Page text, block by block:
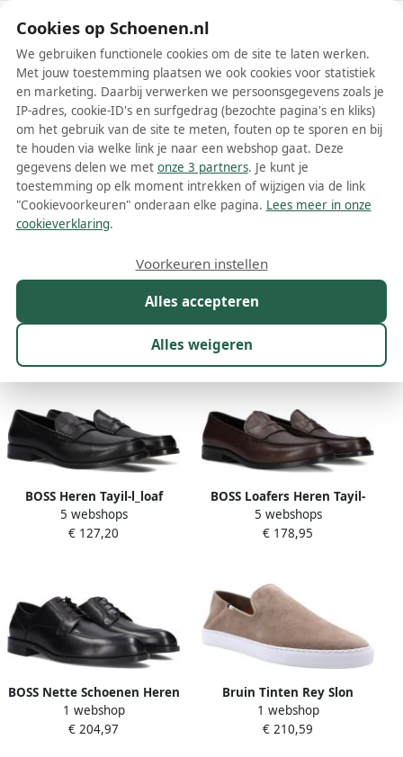
Schoenen.nl
Wis filters Alle filters
Hugo Boss schoenen
Meer lezen
Kleur Prijs
62 resultaten:
BOSS Heren Tayil-l_loaf
Maat: 43 Materiaal: Leer
Kleur: Zwart
5 webshops
€ 127,20
BOSS Loafers Heren Tayil-
l_loaf Maat: 44 Materiaal:
Leer Kleur: Bruin
5 webshops
€ 178,95
BOSS Nette Schoenen Heren
Tayil_derb Maat: 39
Materiaal: Leer Kleur: Zwart
1 webshop
€ 204,97
Bruin Tinten Rey Slon
Loafers Instappers Heren
Bruin
1 webshop
€ 210,59
Cookies op Schoenen.nl
We gebruiken functionele cookies om de site te laten werken.
Met jouw toestemming plaatsen we ook cookies voor statistiek
en marketing. Daarbij verwerken we persoonsgegevens zoals je
IP-adres, cookie-ID's en surfgedrag (bezochte pagina's en kliks)
om het gebruik van de site te meten, fouten op te sporen en bij
te houden via welke link je naar een webshop gaat. Deze
gegevens delen we met onze 3 partners. Je kunt je
toestemming op elk moment intrekken of wijzigen via de link
"Cookievoorkeuren" onderaan elke pagina. Lees meer in onze
cookieverklaring.
Alles accepteren
Alles weigeren
Voorkeuren instellen